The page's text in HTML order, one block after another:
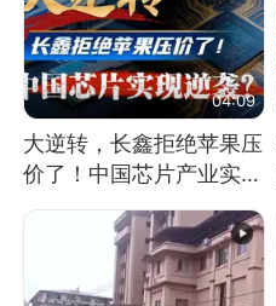
04:09
大逆转，长鑫拒绝苹果压
价了！中国芯片产业实现
怎样的逆袭？